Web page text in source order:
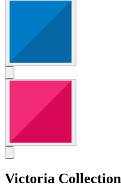
Victoria Collection